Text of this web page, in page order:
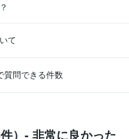
て
質問できる件数
）- 非常に良かった